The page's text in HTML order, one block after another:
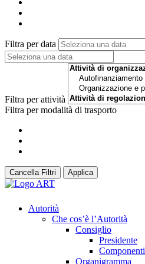
Filtra per data
Filtra per attività
Filtra per modalità di trasporto
Cancella Filtri Applica
Autorità
Che cos’è l’Autorità
Consiglio
Presidente
Componenti
Organigramma